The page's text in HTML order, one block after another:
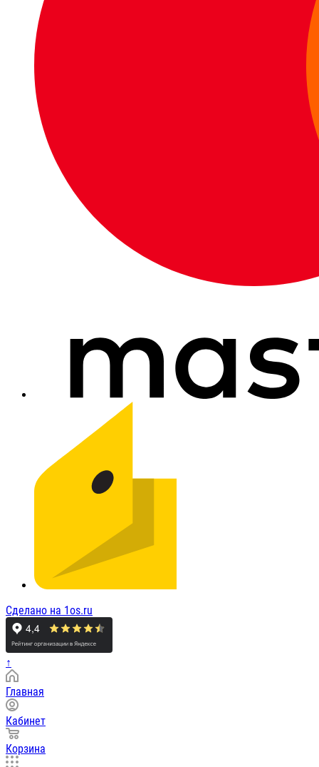
Сделано на 1os.ru
↑
Главная
Кабинет
Корзина